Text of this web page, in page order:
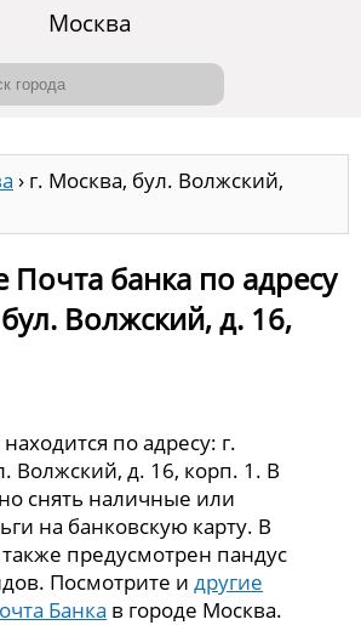
Москва
› г. Москва, бул. Волжский,
Почта банка по адресу
Волжский, д. 16,
по адресу: г.
Волжский, д. 16, корп. 1. В
снять наличные или
на банковскую карту. В
предусмотрен пандус
Посмотрите идругие
Банка в городе Москва.